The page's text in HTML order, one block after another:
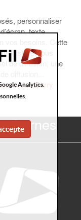
personnaliser
texte
vos besoins. Cette
de diffusion, une
diffusion...
MediaBerry
bornes
Analytics.